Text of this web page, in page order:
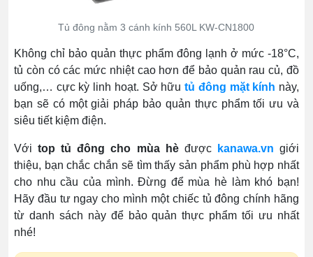
Tủ đông nằm 3 cánh kính 560L KW-CN1800
Không chỉ bảo quản thực phẩm đông lạnh ở mức -18°C,
tủ còn có các mức nhiệt cao hơn để bảo quản rau củ, đồ
uống,… cực kỳ linh hoạt. Sở hữutủ đông mặt kính này,
bạn sẽ có một giải pháp bảo quản thực phẩm tối ưu và
siêu tiết kiệm điện.
Với top tủ đông cho mùa hèđược kanawa.vn giới
thiệu, bạn chắc chắn sẽ tìm thấy sản phẩm phù hợp nhất
cho nhu cầu của mình. Đừng để mùa hè làm khó bạn!
Hãy đầu tư ngay cho mình một chiếc tủ đông chính hãng
từ danh sách này để bảo quản thực phẩm tối ưu nhất
nhé!